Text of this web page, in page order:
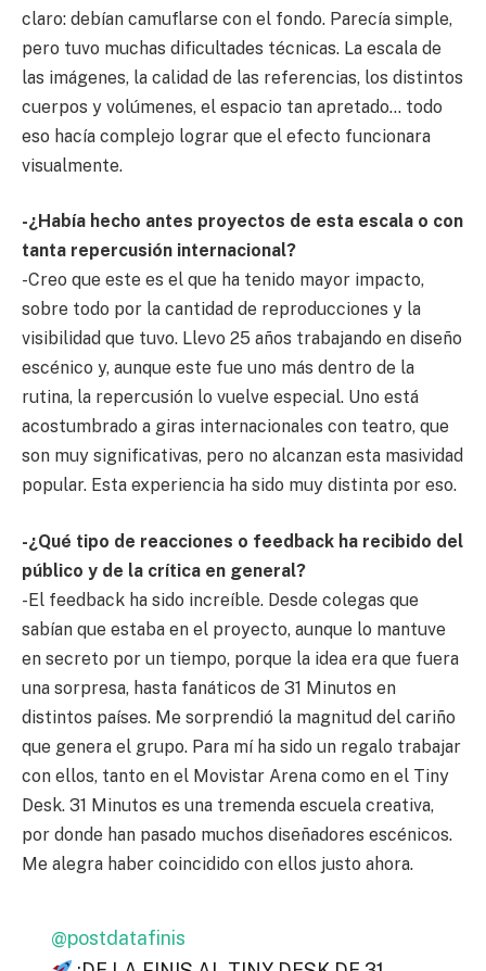
claro: debían camuflarse con el fondo. Parecía simple,
pero tuvo muchas dificultades técnicas. La escala de
las imágenes, la calidad de las referencias, los distintos
cuerpos y volúmenes, el espacio tan apretado… todo
eso hacía complejo lograr que el efecto funcionara
visualmente.
-¿Había hecho antes proyectos de esta escala o con
tanta repercusión internacional?
-Creo que este es el que ha tenido mayor impacto,
sobre todo por la cantidad de reproducciones y la
visibilidad que tuvo. Llevo 25 años trabajando en diseño
escénico y, aunque este fue uno más dentro de la
rutina, la repercusión lo vuelve especial. Uno está
acostumbrado a giras internacionales con teatro, que
son muy significativas, pero no alcanzan esta masividad
popular. Esta experiencia ha sido muy distinta por eso.
-¿Qué tipo de reacciones o feedback ha recibido del
público y de la crítica en general?
-El feedback ha sido increíble. Desde colegas que
sabían que estaba en el proyecto, aunque lo mantuve
en secreto por un tiempo, porque la idea era que fuera
una sorpresa, hasta fanáticos de 31 Minutos en
distintos países. Me sorprendió la magnitud del cariño
que genera el grupo. Para mí ha sido un regalo trabajar
con ellos, tanto en el Movistar Arena como en el Tiny
Desk. 31 Minutos es una tremenda escuela creativa,
por donde han pasado muchos diseñadores escénicos.
Me alegra haber coincidido con ellos justo ahora.
@postdatafinis